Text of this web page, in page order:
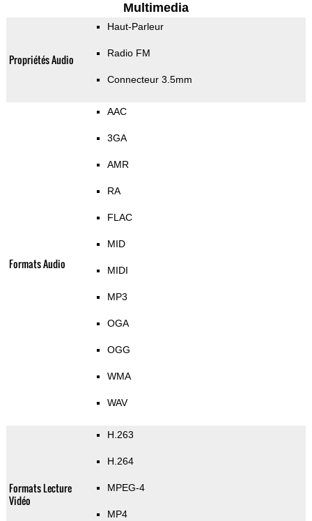
Multimedia
Propriétés Audio
Haut-Parleur
Radio FM
Connecteur 3.5mm
Formats Audio
AAC
3GA
AMR
RA
FLAC
MID
MIDI
MP3
OGA
OGG
WMA
WAV
Formats Lecture
Vidéo
H.263
H.264
MPEG-4
MP4